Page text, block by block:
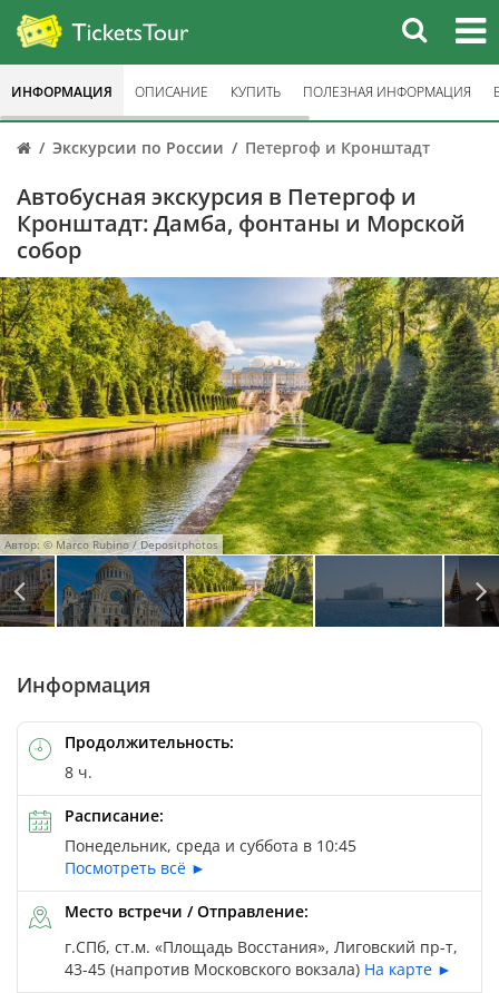
Экскурсии по России Петергоф и Кронштадт
Автобусная экскурсия в Петергоф и
Кронштадт: Дамба, фонтаны и Морской
собор
Автор: © Marco Rubino / Depositphotos
Автор: © BELOUSOVA JULIA / Depositphotos
Автор: © Igor Yu. Groshev / Depositphotos
Автор: © sikaraha / Depositphotos
Автор: © Igor Yu. Groshev / Depositphotos
ИНФОРМАЦИЯ ОПИСАНИЕ КУПИТЬ ПОЛЕЗНАЯ ИНФОРМАЦИЯ
Информация
Продолжительность:
8 ч.
Расписание:
Понедельник, среда и суббота в 10:45
Посмотреть всё ►
Место встречи / Отправление:
г.СПб, ст.м. «Площадь Восстания», Лиговский пр-т,
43-45 (напротив Московского вокзала) На карте ►